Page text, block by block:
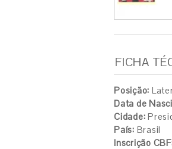
FICHA
Posição:
Data de
Cidade:
País: Brasil
Inscrição